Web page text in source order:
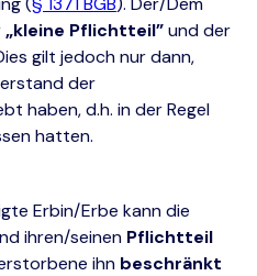
„kleine Pflichtteil”und der
gilt jedoch nur dann,
der
haben, d.h. in der Regel
hatten.
Erbin/Erbe kann die
ihren/seinen Pflichtteil
ihn beschränkt